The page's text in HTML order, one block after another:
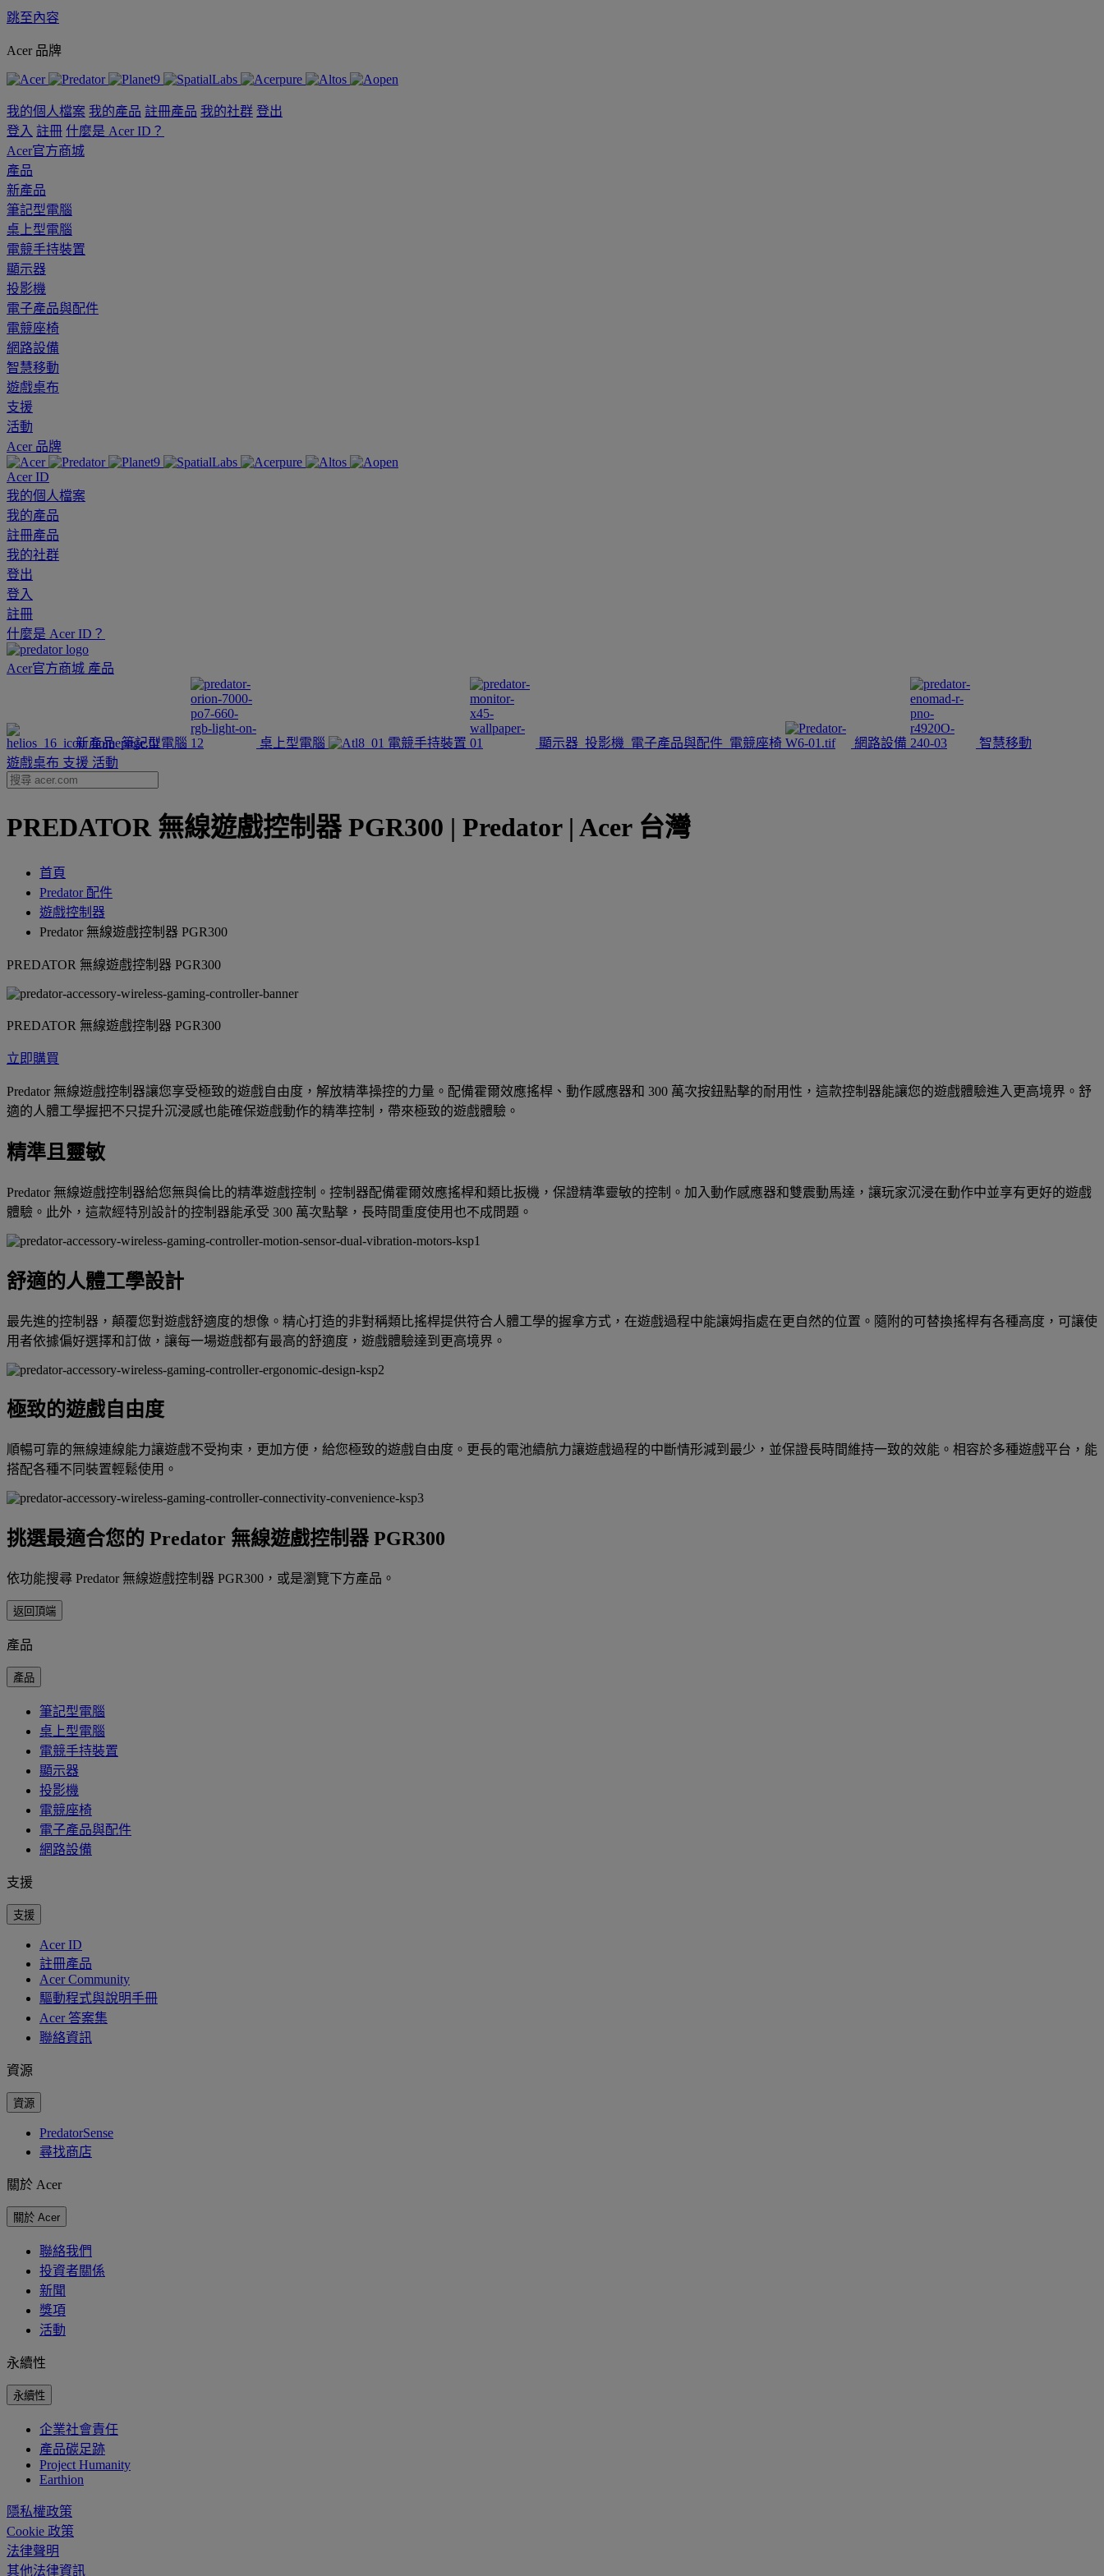
跳至內容
Acer 品牌
我的個人檔案 我的產品 註冊產品 我的社群 登出
登入 註冊 什麼是 Acer ID？
Acer官方商城
產品
新產品
筆記型電腦
桌上型電腦
電競手持裝置
顯示器
投影機
電子產品與配件
電競座椅
網路設備
智慧移動
遊戲桌布
支援
活動
Acer 品牌
Acer ID
我的個人檔案
我的產品
註冊產品
我的社群
登出
登入
註冊
什麼是 Acer ID？
Acer官方商城 產品
新產品 筆記型電腦 桌上型電腦 電競手持裝置 顯示器 投影機 電子產品與配件 電競座椅 網路設備
智慧移動
遊戲桌布 支援 活動
PREDATOR 無線遊戲控制器 PGR300 | Predator | Acer 台灣
首頁
Predator 配件
遊戲控制器
Predator 無線遊戲控制器 PGR300
PREDATOR 無線遊戲控制器 PGR300
PREDATOR 無線遊戲控制器 PGR300
立即購買
Predator 無線遊戲控制器讓您享受極致的遊戲自由度，解放精準操控的力量。配備霍爾效應搖桿、動作感應器和 300 萬次按鈕點擊的耐用性，這款控制器能讓您的遊戲體驗進入更高境界。舒
適的人體工學握把不只提升沉浸感也能確保遊戲動作的精準控制，帶來極致的遊戲體驗。
精準且靈敏
Predator 無線遊戲控制器給您無與倫比的精準遊戲控制。控制器配備霍爾效應搖桿和類比扳機，保證精準靈敏的控制。加入動作感應器和雙震動馬達，讓玩家沉浸在動作中並享有更好的遊戲
體驗。此外，這款經特別設計的控制器能承受 300 萬次點擊，長時間重度使用也不成問題。
舒適的人體工學設計
最先進的控制器，顛覆您對遊戲舒適度的想像。精心打造的非對稱類比搖桿提供符合人體工學的握拿方式，在遊戲過程中能讓姆指處在更自然的位置。隨附的可替換搖桿有各種高度，可讓使
用者依據偏好選擇和訂做，讓每一場遊戲都有最高的舒適度，遊戲體驗達到更高境界。
極致的遊戲自由度
順暢可靠的無線連線能力讓遊戲不受拘束，更加方便，給您極致的遊戲自由度。更長的電池續航力讓遊戲過程的中斷情形減到最少，並保證長時間維持一致的效能。相容於多種遊戲平台，能
搭配各種不同裝置輕鬆使用。
挑選最適合您的 Predator 無線遊戲控制器 PGR300
依功能搜尋 Predator 無線遊戲控制器 PGR300，或是瀏覽下方產品。
返回頂端
產品
產品
筆記型電腦
桌上型電腦
電競手持裝置
顯示器
投影機
電競座椅
電子產品與配件
網路設備
支援
支援
Acer ID
註冊產品
Acer Community
驅動程式與說明手冊
Acer 答案集
聯絡資訊
資源
資源
PredatorSense
尋找商店
關於 Acer
關於 Acer
聯絡我們
投資者關係
新聞
獎項
活動
永續性
永續性
企業社會責任
產品碳足跡
Project Humanity
Earthion
隱私權政策
Cookie 政策
法律聲明
其他法律資訊